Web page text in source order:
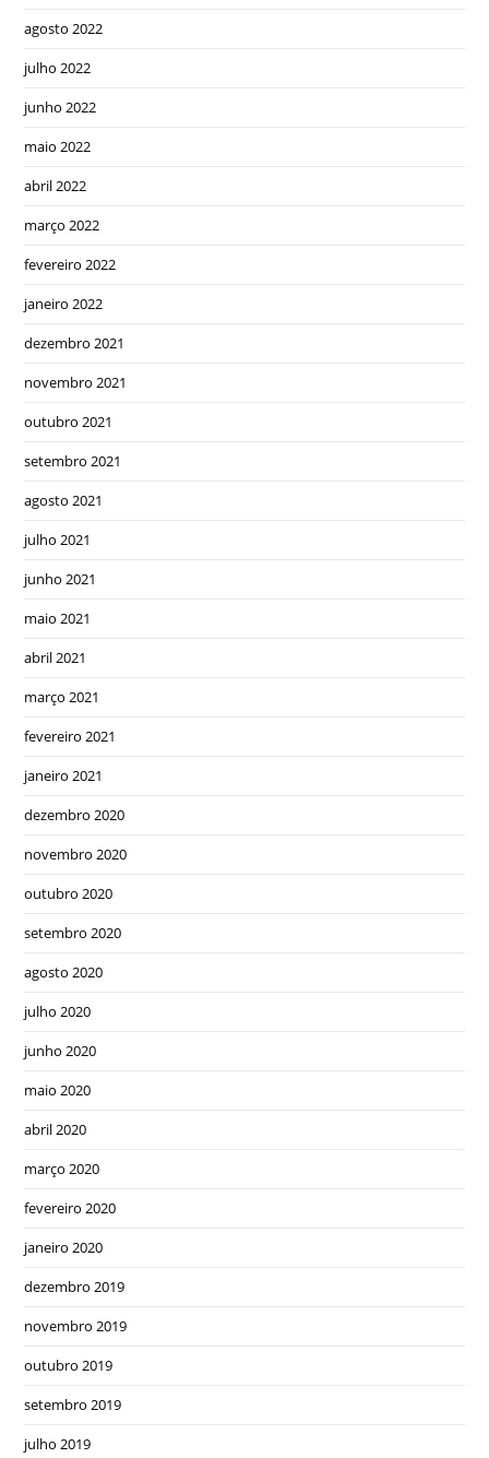
agosto 2022
julho 2022
junho 2022
maio 2022
abril 2022
março 2022
fevereiro 2022
janeiro 2022
dezembro 2021
novembro 2021
outubro 2021
setembro 2021
agosto 2021
julho 2021
junho 2021
maio 2021
abril 2021
março 2021
fevereiro 2021
janeiro 2021
dezembro 2020
novembro 2020
outubro 2020
setembro 2020
agosto 2020
julho 2020
junho 2020
maio 2020
abril 2020
março 2020
fevereiro 2020
janeiro 2020
dezembro 2019
novembro 2019
outubro 2019
setembro 2019
julho 2019